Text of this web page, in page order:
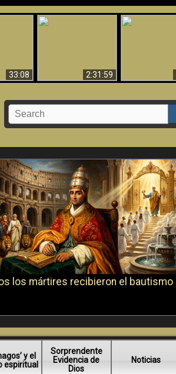
33:08 2:31:59
los mártires recibieron el bautismo
y el
espiritual
Sorprendente
Evidencia de
Dios
Noticias